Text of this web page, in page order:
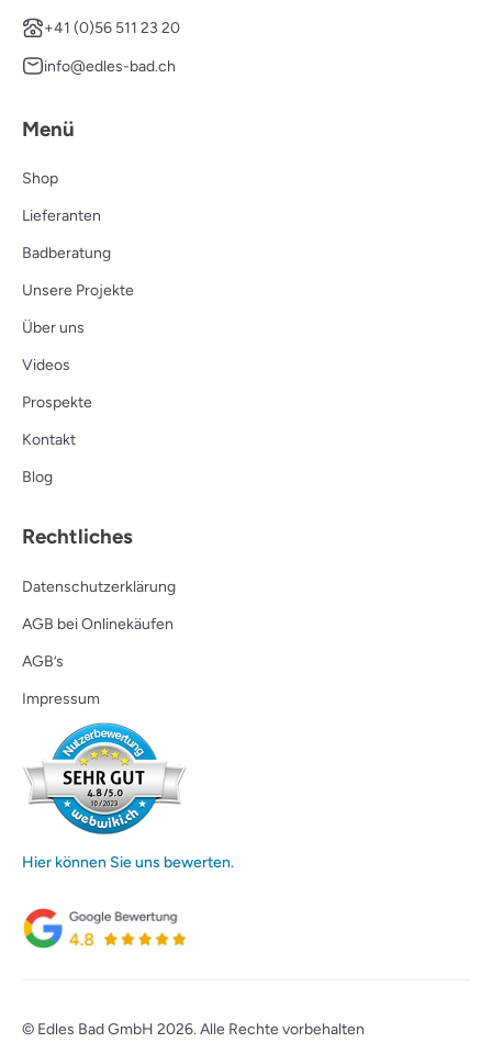
+41 (0)56 511 23 20
info@edles-bad.ch
Menü
Shop
Lieferanten
Badberatung
Unsere Projekte
Über uns
Videos
Prospekte
Kontakt
Blog
Rechtliches
Datenschutzerklärung
AGB bei Onlinekäufen
AGB’s
Impressum
Hier können Sie uns bewerten.
© Edles Bad GmbH 2026. Alle Rechte vorbehalten